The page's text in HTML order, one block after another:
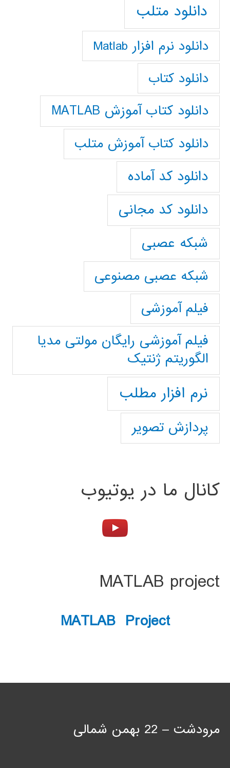
دانلود متلب
دانلود نرم افزار Matlab
دانلود کتاب
دانلود کتاب آموزش MATLAB
دانلود کتاب آموزش متلب
دانلود کد آماده
دانلود کد مجانی
شبکه عصبی
شبکه عصبی مصنوعی
فیلم آموزشی
فیلم آموزشی رایگان مولتی مدیا
الگوریتم ژنتیک
نرم افزار مطلب
پردازش تصویر
کانال ما در یوتیوب
MATLAB project
MATLAB Project
مرودشت – 22 بهمن شمالی